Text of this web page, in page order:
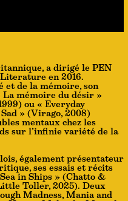
a dirigé le PEN
en 2016.
et de la mémoire, son
La mémoire du désir »
ou « Everyday
» (Virago, 2008)
mentaux chez les
sur l’infinie variété de la
également présentateur
ses essais et récits
in Ships » (Chatto &
Toller, 2025). Deux
Madness, Mania and